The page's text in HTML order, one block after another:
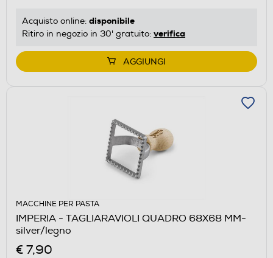
Acquisto online: disponibile
Ritiro in negozio in 30' gratuito: verifica
AGGIUNGI
MACCHINE PER PASTA
IMPERIA - TAGLIARAVIOLI QUADRO 68X68 MM-
silver/legno
€ 7,90